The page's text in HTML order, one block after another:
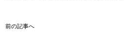
前の記事へ